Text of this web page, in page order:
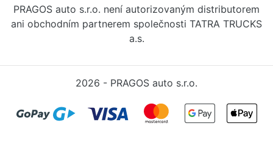
PRAGOS auto s.r.o. není autorizovaným distributorem
ani obchodním partnerem společnosti TATRA TRUCKS
a.s.
2026 - PRAGOS auto s.r.o.